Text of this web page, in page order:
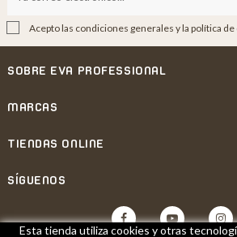
Acepto las condiciones generales y la política
SOBRE EVA PROFESSIONAL
MARCAS
TIENDAS ONLINE
SÍGUENOS
Facebook YouTube
Esta tienda utiliza cookies y otras